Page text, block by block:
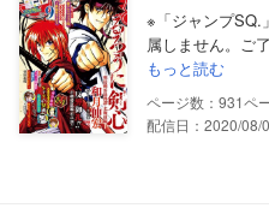
※「ジャンプSQ.
属しません。ご
もっと読む
931
配信日：2020/08/